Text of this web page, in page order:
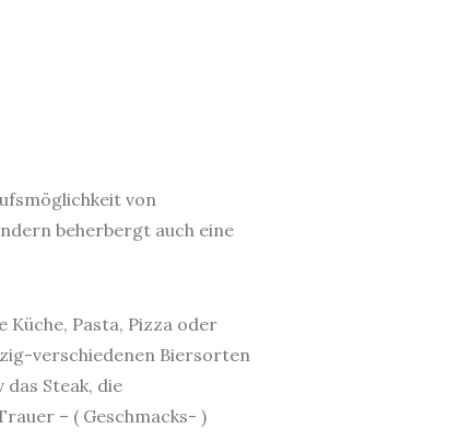
von
beherbergt auch eine
Pasta, Pizza oder
verschiedenen Biersorten
Steak, die
– ( Geschmacks- )